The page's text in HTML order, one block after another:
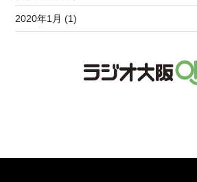
2020年1月 (1)